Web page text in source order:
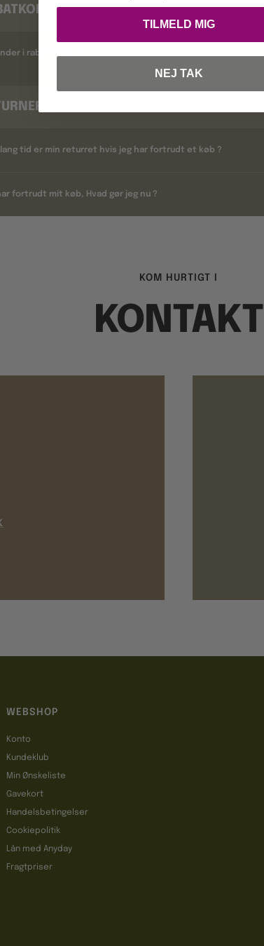
i rabatkoder ?
lang tid er min returret hvis jeg har fortrudt et køb ?
fortrudt mit køb, Hvad gør jeg nu ?
KOM HURTIGT I
KONTAKT
WEBSHOP
Konto
Kundeklub
Min Ønskeliste
Gavekort
Handelsbetingelser
Cookiepolitik
Lån med Anyday
Fragtpriser
TILMELD MIG
NEJ TAK